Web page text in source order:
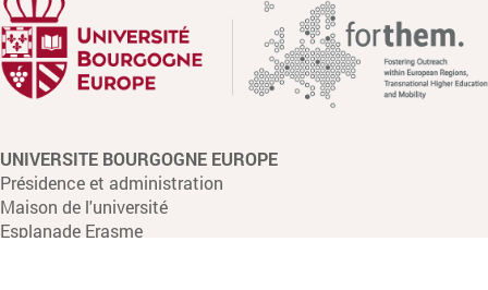
UNIVERSITE BOURGOGNE EUROPE
Présidence et administration
Maison de l'université
Esplanade Erasme